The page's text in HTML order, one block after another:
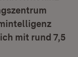
mit rund 7,5